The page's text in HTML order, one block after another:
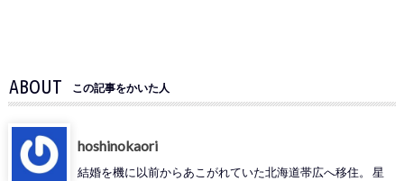
ABOUT この記事をかいた人
hoshinokaori
結婚を機に以前からあこがれていた北海道帯広へ移住。 星